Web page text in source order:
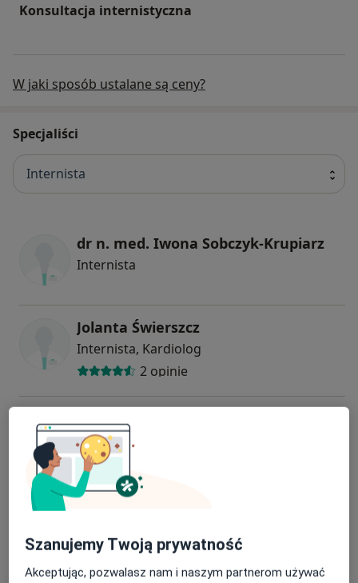
Konsultacja internistyczna
W jaki sposób ustalane są ceny?
Specjaliści
Internista
dr n. med. Iwona Sobczyk-Krupiarz
Internista
Jolanta Świerszcz
Internista, Kardiolog
2 opinie
dr n. med. Irena Ciećko - Michalska
Gastrolog, Internista
103 opinie
Szanujemy Twoją prywatność
Akceptując, pozwalasz nam i naszym partnerom używać